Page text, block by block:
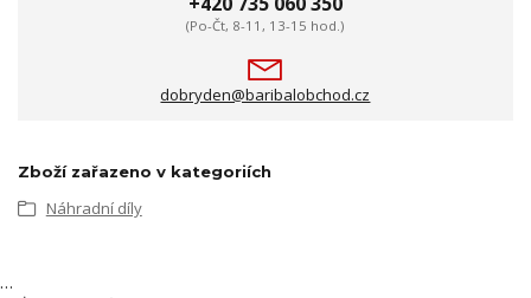
(Po-Čt, 8-11, 13-15 hod.)
dobryden@baribalobchod.cz
Zboží zařazeno v kategoriích
Náhradní díly
…